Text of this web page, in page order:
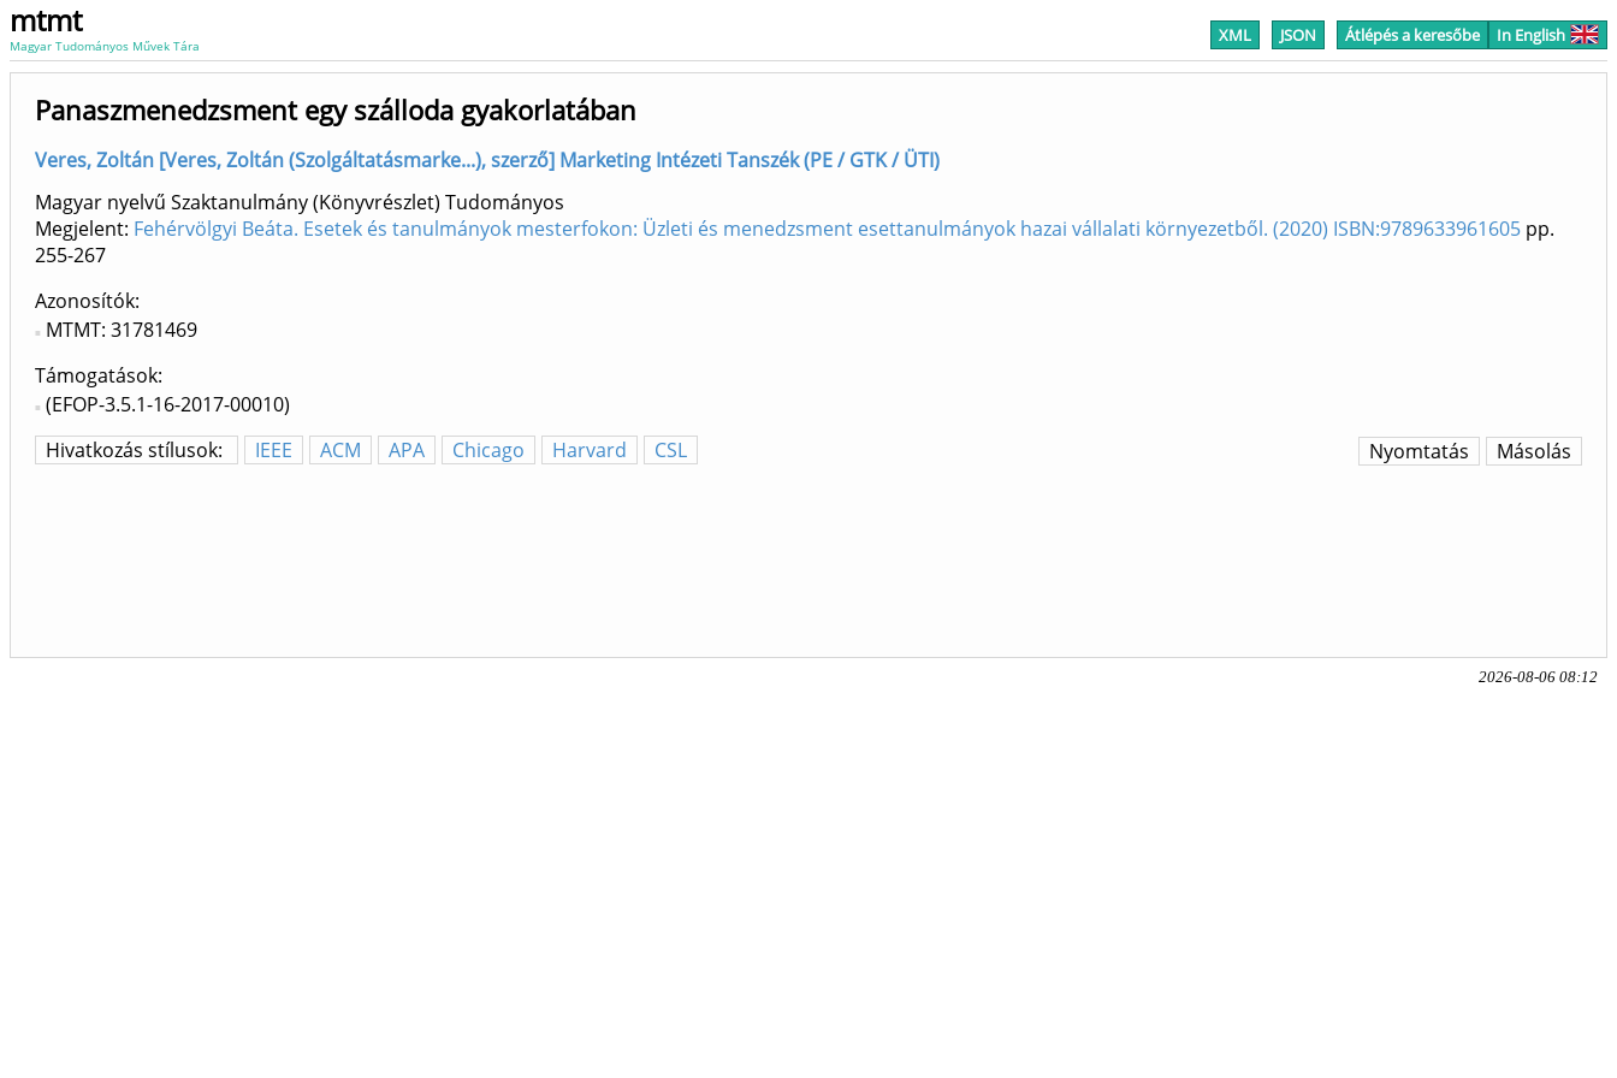
mtmt
Magyar Tudományos Művek Tára XML JSON Átlépés a keresőbe In English
Panaszmenedzsment egy szálloda gyakorlatában
Veres, Zoltán [Veres, Zoltán (Szolgáltatásmarke...), szerző] Marketing Intézeti Tanszék (PE / GTK / ÜTI)
Magyar nyelvű Szaktanulmány (Könyvrészlet) Tudományos
Megjelent: Fehérvölgyi Beáta. Esetek és tanulmányok mesterfokon: Üzleti és menedzsment esettanulmányok hazai vállalati környezetből. (2020) ISBN:9789633961605 pp.
255-267
Azonosítók
MTMT: 31781469
Támogatások:
(EFOP-3.5.1-16-2017-00010)
Hivatkozás stílusok:
IEEE ACM APA Chicago Harvard CSL Másolás
Nyomtatás
2026-08-06 08:12